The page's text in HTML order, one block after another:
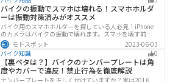
事では理由や説得の手順、テクニックをまとめました。
バイクの振動でスマホは壊れる！スマホホルダ
ーは振動対策済みがオススメ
バイク用のスマホホルダーを探している人必見！iPhone
のカメラはバイクの振動で壊れます。スマホを壊す前
に、振動対策がされたスマホホルダーを使うようにしま
しょう。カメラを壊さないための4つの方法とオススメの
スマホホルダーを紹介します。
モトスポット
2023-06-03
バイク知識
0
【裏ペタは？】バイクのナンバープレートは角
度やカバーで違反！禁止行為を徹底解説
ナンバープレートを正しく付けていますか？実は2016